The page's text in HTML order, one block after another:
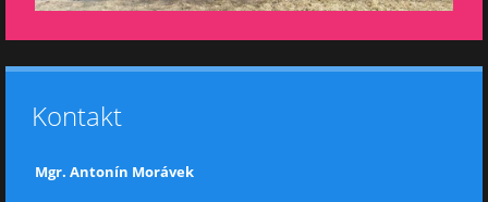
Kontakt
Mgr. Antonín Morávek